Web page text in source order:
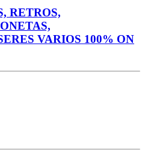
RETROS,
VARIOS 100% ON